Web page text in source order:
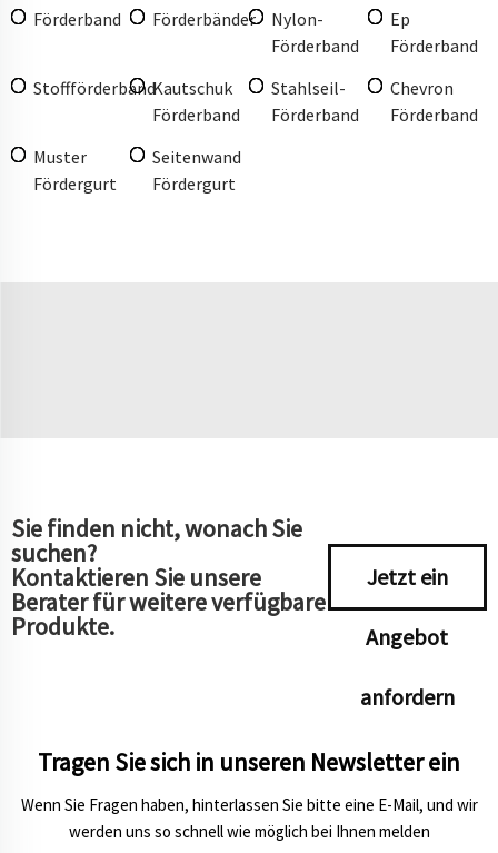
Förderband Förderbänder
Nylon-
Förderband
Ep
Förderband
StoffförderbandKautschuk
Förderband
Stahlseil-
Förderband
Chevron
Förderband
Muster
Fördergurt
Seitenwand
Fördergurt
Sie finden nicht, wonach Sie
suchen?
Kontaktieren Sie unsere
Berater für weitere verfügbare
Produkte.
Jetzt ein
Angebot
anfordern
Tragen Sie sich in unseren Newsletter ein
Wenn Sie Fragen haben, hinterlassen Sie bitte eine E-Mail, und wir
werden uns so schnell wie möglich bei Ihnen melden